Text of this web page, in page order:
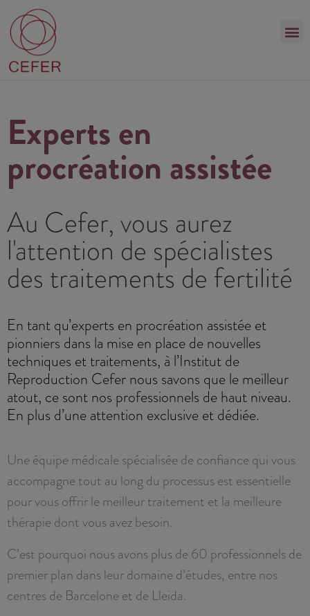
Experts en
procréation assistée
Au Cefer, vous aurez
l'attention de spécialistes
des traitements de fertilité
En tant qu’experts en procréation assistée et
pionniers dans la mise en place de nouvelles
techniques et traitements, à l’Institut de
Reproduction Cefer nous savons que le meilleur
atout, ce sont nos professionnels de haut niveau.
En plus d’une attention exclusive et dédiée.
Une équipe médicale spécialisée de confiance qui vous
accompagne tout au long du processus est essentielle
pour vous offrir le meilleur traitement et la meilleure
thérapie dont vous avez besoin.
C’est pourquoi nous avons plus de 60 professionnels de
premier plan dans leur domaine d’études, entre nos
centres de Barcelone et de Lleida.